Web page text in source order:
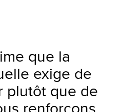
que la
exige de
plutôt que de